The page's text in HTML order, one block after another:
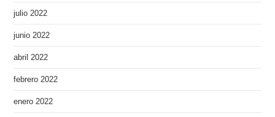
julio 2022
junio 2022
abril 2022
febrero 2022
enero 2022